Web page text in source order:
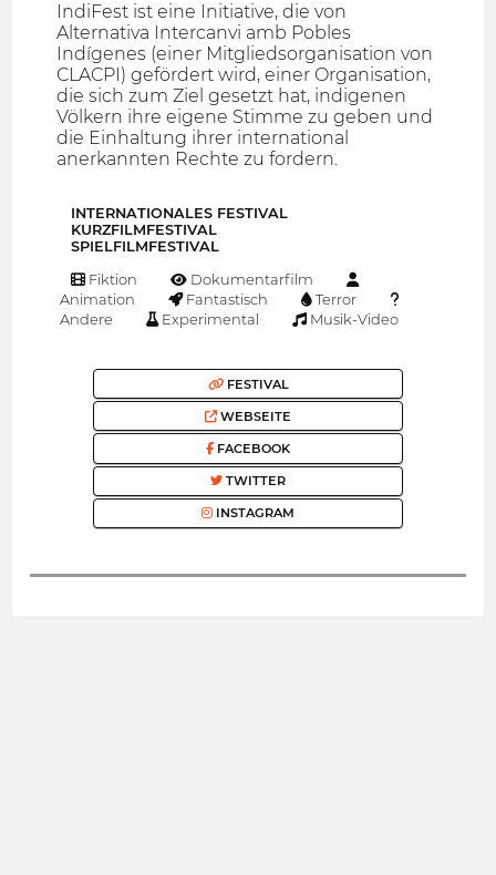
IndiFest ist eine Initiative, die von
Alternativa Intercanvi amb Pobles
Indígenes (einer Mitgliedsorganisation von
CLACPI) gefördert wird, einer Organisation,
die sich zum Ziel gesetzt hat, indigenen
Völkern ihre eigene Stimme zu geben und
die Einhaltung ihrer international
anerkannten Rechte zu fordern.
INTERNATIONALES FESTIVAL
KURZFILMFESTIVAL
SPIELFILMFESTIVAL
Fiktion
Dokumentarfilm
Animation
Fantastisch
Terror
Andere
Experimental Musik-Video
FESTIVAL
WEBSEITE
FACEBOOK
TWITTER
INSTAGRAM